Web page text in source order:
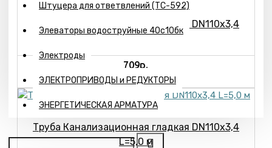
Штуцера для ответвлений (ТС-592)
Элеваторы водоструйные 40с10бк
Электроды
ЭЛЕКТРОПРИВОДЫ и РЕДУКТОРЫ
ЭНЕРГЕТИЧЕСКАЯ АРМАТУРА
Труба Канализационная гладкая DN110х3,4
L=3,0 м
709р.
Труба Канализационная гладкая DN110х3,4
L=5,0 м